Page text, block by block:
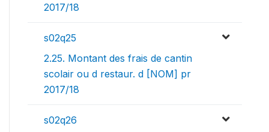
2017/18
s02q25
2.25. Montant des frais de cantin
scolair ou d restaur. d [NOM] pr
2017/18
s02q26